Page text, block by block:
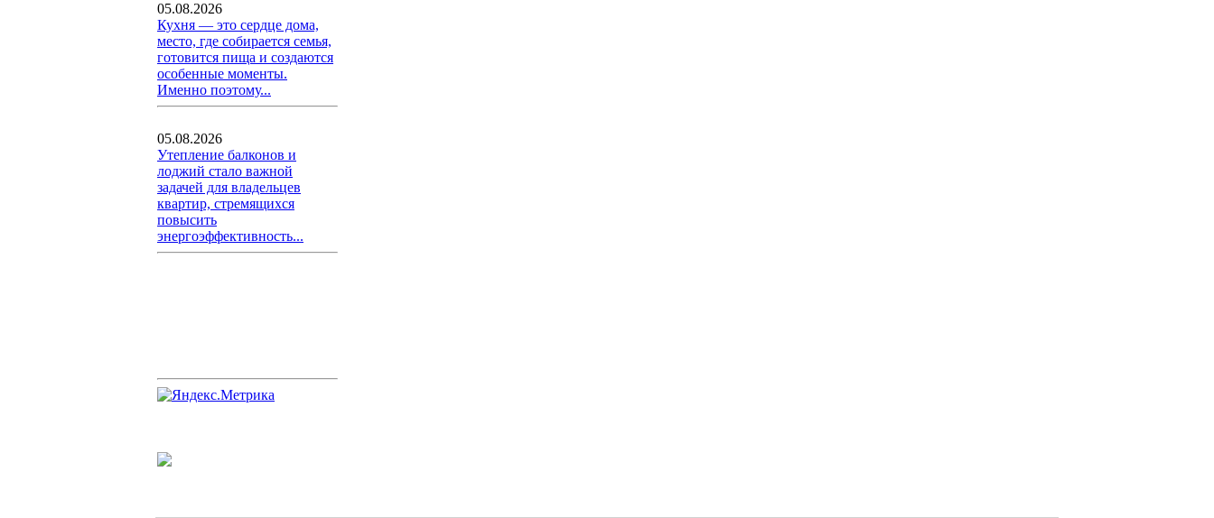
05.08.2026
Кухня — это сердце дома,
место, где собирается семья,
готовится пища и создаются
особенные моменты.
Именно поэтому...
05.08.2026
Утепление балконов и
лоджий стало важной
задачей для владельцев
квартир, стремящихся
повысить
энергоэффективность...